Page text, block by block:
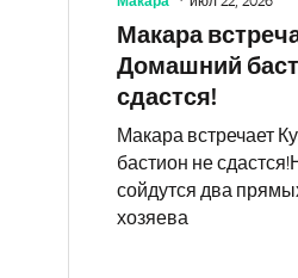
Макара
Домашний
сдастся!
Макара встречает
бастион не
сойдутся два
хозяева